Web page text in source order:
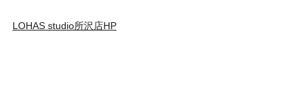
LOHAS studio所沢店HP